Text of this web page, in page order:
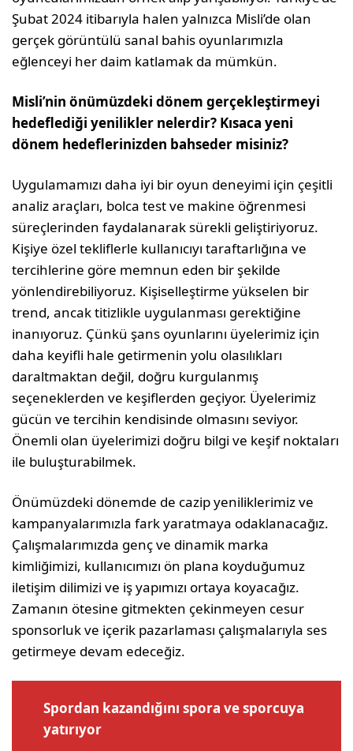
Şubat 2024 itibarıyla halen yal­nızca Misli’de olan
gerçek görüntülü sanal bahis oyunlarımızla
eğlenceyi her daim katlamak da mümkün.
Misli’nin önümüzdeki dönem gerçekleş­tirmeyi
hedeflediği yenilikler nelerdir? Kısaca yeni
dönem hedeflerinizden bahse­der misiniz?
Uygulamamızı daha iyi bir oyun deneyimi için çeşitli
analiz araçları, bolca test ve makine öğ­renmesi
süreçlerinden faydalanarak sürekli ge­liştiriyoruz.
Kişiye özel tekliflerle kullanıcıyı ta­raftarlığına ve
tercihlerine göre memnun eden bir şekilde
yönlendirebiliyoruz. Kişiselleştirme yükselen bir
trend, ancak titizlikle uygulanması gerektiğine
inanıyoruz. Çünkü şans oyunlarını üyelerimiz için
daha keyifli hale getirmenin yolu olasılıkları
daraltmaktan değil, doğru kurgulan­mış
seçeneklerden ve keşiflerden geçiyor. Üyele­rimiz
gücün ve tercihin kendisinde olmasını sevi­yor.
Önemli olan üyelerimizi doğru bilgi ve keşif noktaları
ile buluşturabilmek.
Önümüzdeki dönemde de cazip yeniliklerimiz ve
kampanyalarımızla fark yaratmaya odaklana­cağız.
Çalışmalarımızda genç ve dinamik marka
kimliğimizi, kullanıcımızı ön plana koyduğumuz
iletişim dilimizi ve iş yapımızı ortaya koyacağız.
Zamanın ötesine gitmekten çekinmeyen cesur
sponsorluk ve içerik pazarlaması çalışmalarıyla ses
getirmeye devam edeceğiz.
Spordan kazandığını spora ve sporcuya
yatırıyor